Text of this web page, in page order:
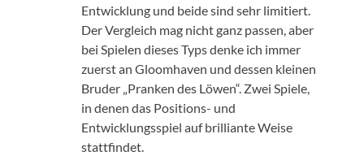
Entwicklung und beide sind sehr limitiert.
Der Vergleich mag nicht ganz passen, aber
bei Spielen dieses Typs denke ich immer
zuerst an Gloomhaven und dessen kleinen
Bruder „Pranken des Löwen“. Zwei Spiele,
in denen das Positions- und
Entwicklungsspiel auf brilliante Weise
stattfindet.